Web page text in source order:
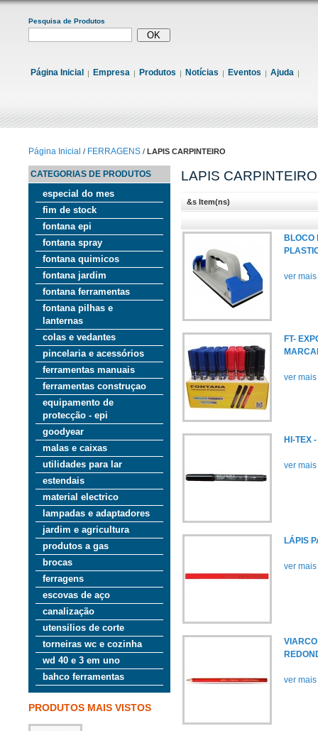
Pesquisa de Produtos
Página Inicial Empresa Produtos Notícias Eventos Ajuda
Página Inicial / FERRAGENS / LAPIS CARPINTEIRO
CATEGORIAS DE PRODUTOS
especial do mes
fim de stock
fontana epi
fontana spray
fontana quimicos
fontana jardim
fontana ferramentas
fontana pilhas e
lanternas
colas e vedantes
pincelaria e acessórios
ferramentas manuais
ferramentas construçao
equipamento de
protecção - epi
goodyear
malas e caixas
utilidades para lar
estendais
material electrico
lampadas e adaptadores
jardim e agricultura
produtos a gas
brocas
ferragens
escovas de aço
canalização
utensilios de corte
torneiras wc e cozinha
wd 40 e 3 em uno
bahco ferramentas
PRODUTOS MAIS VISTOS
LAPIS CARPINTEIRO
&s Item(ns)
BLOCO
ver mais
FT-
ver mais
HI-TEX
ver mais
LÁPIS
ver mais
ver mais